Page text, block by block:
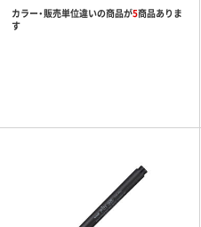
カラー・販売単位違いの商品が5商品ありま
す